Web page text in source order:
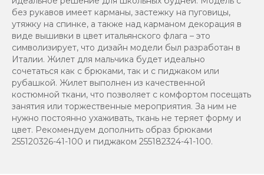
без рукавов имеет карманы, застежку на пуговицы,
утяжку на спинке, а также над карманом декорация в
виде вышивки в цвет итальянского флага – это
символизирует, что дизайн модели был разработан в
Италии. Жилет для мальчика будет идеально
сочетаться как с брюками, так и с пиджаком или
рубашкой. Жилет выполнен из качественной
костюмной ткани, что позволяет с комфортом посещать
занятия или торжественные мероприятия. За ним не
нужно постоянно ухаживать, ткань не теряет форму и
цвет. Рекомендуем дополнить образ брюками
255120326-41-100 и пиджаком 255182324-41-100.